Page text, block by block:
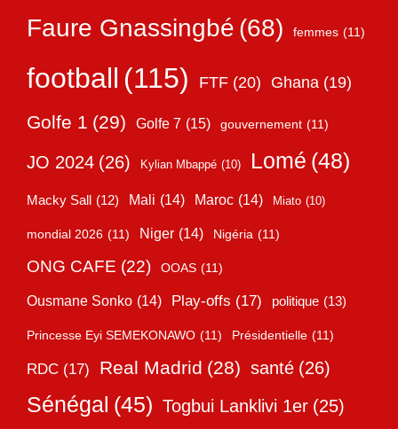
Faure Gnassingbé (68) femmes (11)
football (115) FTF (20) Ghana (19)
Golfe 1 (29) Golfe 7 (15) gouvernement (11)
JO 2024 (26) Kylian Mbappé (10) Lomé (48)
Macky Sall (12) Mali (14) Maroc (14) Miato (10)
mondial 2026 (11) Niger (14) Nigéria (11)
ONG CAFE (22) OOAS (11)
Ousmane Sonko (14) Play-offs (17) politique (13)
Princesse Eyi SEMEKONAWO (11) Présidentielle (11)
RDC (17) Real Madrid (28) santé (26)
Sénégal (45) Togbui Lanklivi 1er (25)